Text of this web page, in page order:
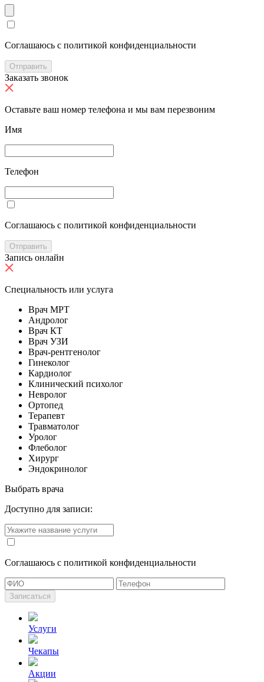
Cоглашаюсь с политикой конфиденциальности
Отправить
Заказать звонок
Оставьте ваш номер телефона и мы вам перезвоним
Имя
Телефон
Cоглашаюсь с политикой конфиденциальности
Отправить
Запись онлайн
Специальность или услуга
Врач МРТ
Андролог
Врач КТ
Врач УЗИ
Врач-рентгенолог
Гинеколог
Кардиолог
Клинический психолог
Невролог
Ортопед
Терапевт
Травматолог
Уролог
Флеболог
Хирург
Эндокринолог
Выбрать врача
Доступно для записи:
Cоглашаюсь с политикой конфиденциальности
Записаться
Услуги
Чекапы
Акции